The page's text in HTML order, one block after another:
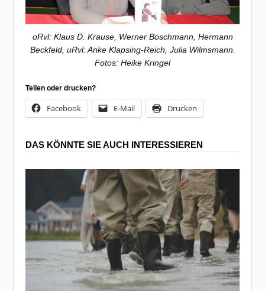
oRvl: Klaus D. Krause, Werner Boschmann, Hermann
Beckfeld, uRvl: Anke Klapsing-Reich, Julia Wilmsmann.
Fotos: Heike Kringel
Teilen oder drucken?
Facebook E-Mail Drucken
DAS KÖNNTE SIE AUCH INTERESSIEREN